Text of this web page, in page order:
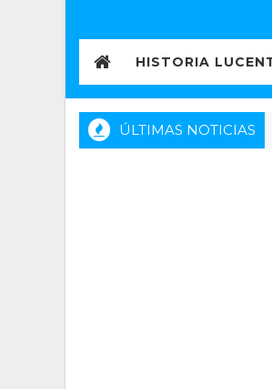
HISTORIA
ÚLTIMAS NOTICIAS